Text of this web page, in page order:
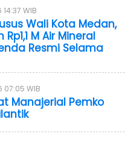
WIB
Wali Kota Medan,
M Air Mineral
Resmi Selama
07:05 WIB
Manajerial Pemko